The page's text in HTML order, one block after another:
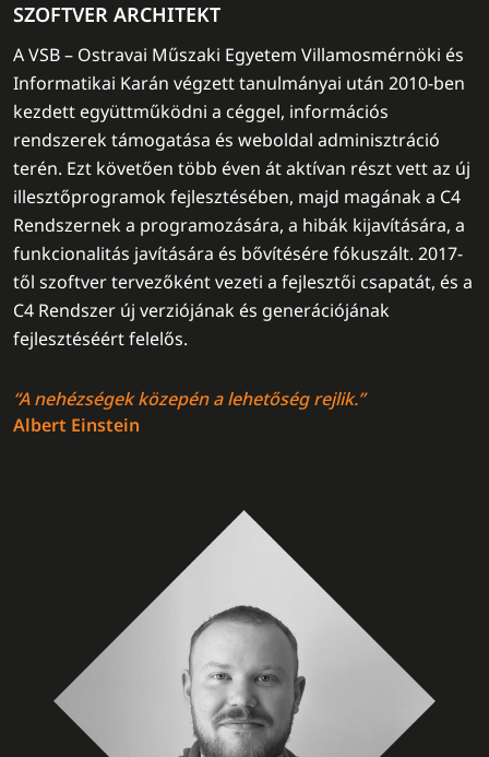
SZOFTVER ARCHITEKT
A VSB – Ostravai Műszaki Egyetem Villamosmérnöki és
Informatikai Karán végzett tanulmányai után 2010-ben
kezdett együttműködni a céggel, információs
rendszerek támogatása és weboldal adminisztráció
terén. Ezt követően több éven át aktívan részt vett az új
illesztőprogramok fejlesztésében, majd magának a C4
Rendszernek a programozására, a hibák kijavítására, a
funkcionalitás javítására és bővítésére fókuszált. 2017-
től szoftver tervezőként vezeti a fejlesztői csapatát, és a
C4 Rendszer új verziójának és generációjának
fejlesztéséért felelős.
“A nehézségek közepén a lehetőség rejlik.”
Albert Einstein